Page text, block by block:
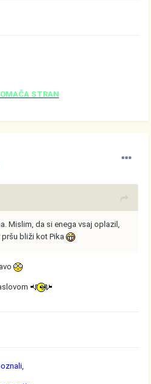
STRAN
Mislim, da si enega vsaj oplazil,
pršu bliži kot Pika